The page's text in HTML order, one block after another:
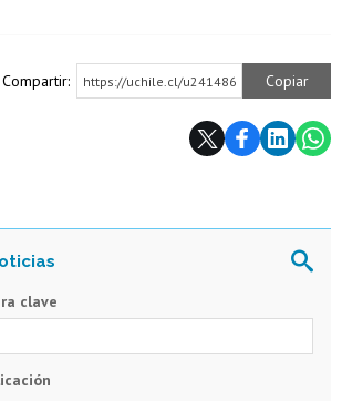
Compartir: https://uchile.cl/u241486 Copiar
clave